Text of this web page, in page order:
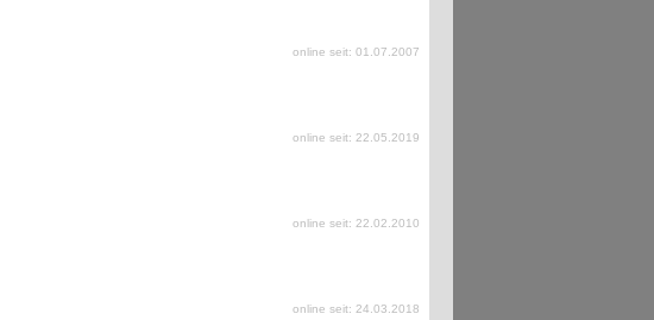
online seit: 01.07.2007
online seit: 22.05.2019
online seit: 22.02.2010
online seit: 24.03.2018